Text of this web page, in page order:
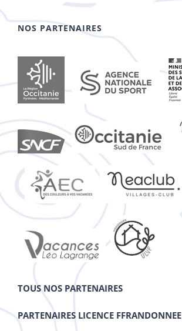
NOS PARTENAIRES
TOUS NOS PARTENAIRES
PARTENAIRES LICENCE FFRANDONNEE